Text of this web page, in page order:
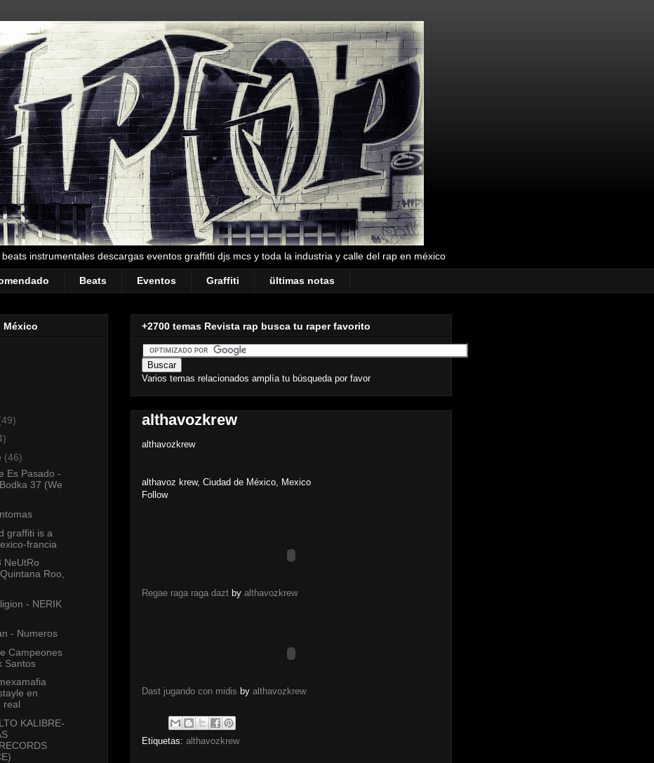
instrumentales descargas eventos graffitti djs mcs y toda la industria y calle del rap en méxico
Beats Eventos Graffiti ültimas notas
+2700 temas Revista rap busca tu raper favorito
Varios temas relacionados amplía tu búsqueda por favor
althavozkrew
althavozkrew
althavoz krew, Ciudad de México, Mexico
Follow
Regae raga raga dazt by althavozkrew
Dast jugando con midis by althavozkrew
Etiquetas: althavozkrew
México
(46)
Es Pasado -
37 (We
graffiti is a
francia
NeUtRo
Roo,
- NERIK
- Numeros
Campeones
Santos
en
real
KALIBRE-